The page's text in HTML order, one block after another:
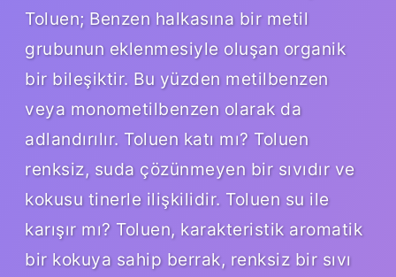
Toluen; Benzen halkasına bir metil
grubunun eklenmesiyle oluşan organik
bir bileşiktir. Bu yüzden metilbenzen
veya monometilbenzen olarak da
adlandırılır. Toluen katı mı? Toluen
renksiz, suda çözünmeyen bir sıvıdır ve
kokusu tinerle ilişkilidir. Toluen su ile
karışır mı? Toluen, karakteristik aromatik
bir kokuya sahip berrak, renksiz bir sıvı